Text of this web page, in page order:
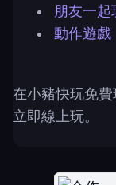
朋友一起
動作遊戲
在小豬快玩免
立即線上玩。